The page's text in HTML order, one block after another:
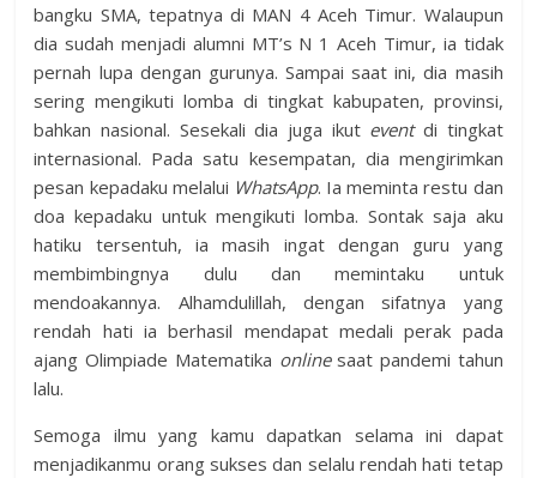
bangku SMA, tepatnya di MAN 4 Aceh Timur. Walaupun
dia sudah menjadi alumni MT’s N 1 Aceh Timur, ia tidak
pernah lupa dengan gurunya. Sampai saat ini, dia masih
sering mengikuti lomba di tingkat kabupaten, provinsi,
bahkan nasional. Sesekali dia juga ikut event di tingkat
internasional. Pada satu kesempatan, dia mengirimkan
pesan kepadaku melalui WhatsApp. Ia meminta restu dan
doa kepadaku untuk mengikuti lomba. Sontak saja aku
hatiku tersentuh, ia masih ingat dengan guru yang
membimbingnya dulu dan memintaku untuk
mendoakannya. Alhamdulillah, dengan sifatnya yang
rendah hati ia berhasil mendapat medali perak pada
ajang Olimpiade Matematika onlinesaat pandemi tahun
lalu.
Semoga ilmu yang kamu dapatkan selama ini dapat
menjadikanmu orang sukses dan selalu rendah hati tetap